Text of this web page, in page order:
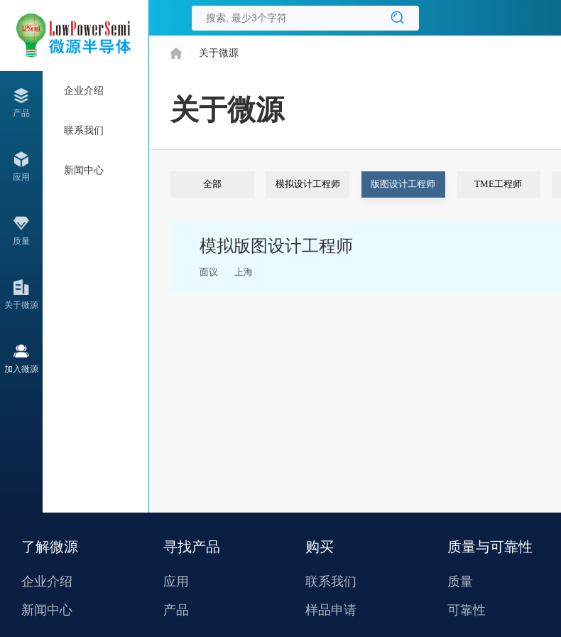
产品
应用
质量
关于微源
加入微源
企业介绍
联系我们
新闻中心
关于微源
关于微源
全部 模拟设计工程师 版图设计工程师 TME工程师
模拟版图设计工程师
面议 上海
了解微源
企业介绍
新闻中心
寻找产品
应用
产品
购买
联系我们
样品申请
质量与可靠性
质量
可靠性